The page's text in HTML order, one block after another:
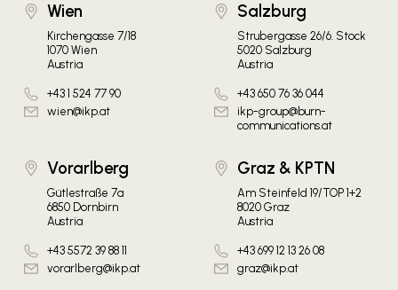
Wien
Kirchengasse 7/18
1070 Wien
Austria
+43 1 524 77 90
wien@ikp.at
Salzburg
Strubergasse 26/6. Stock
5020 Salzburg
Austria
+43 650 76 36 044
ikp-group@burn-
communications.at
Vorarlberg
Gütlestraße 7a
6850 Dornbirn
Austria
+43 5572 39 88 11
vorarlberg@ikp.at
Graz & KPTN
Am Steinfeld 19/TOP 1+2
8020 Graz
Austria
+43 699 12 13 26 08
graz@ikp.at